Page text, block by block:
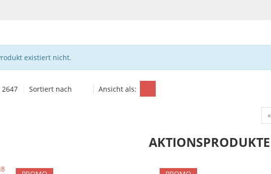
existiert nicht.
2647 Sortiert nach Ansicht als:
«
AKTIONSPRODUKTE